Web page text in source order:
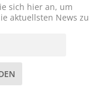
sich hier an, um
aktuellsten News zu